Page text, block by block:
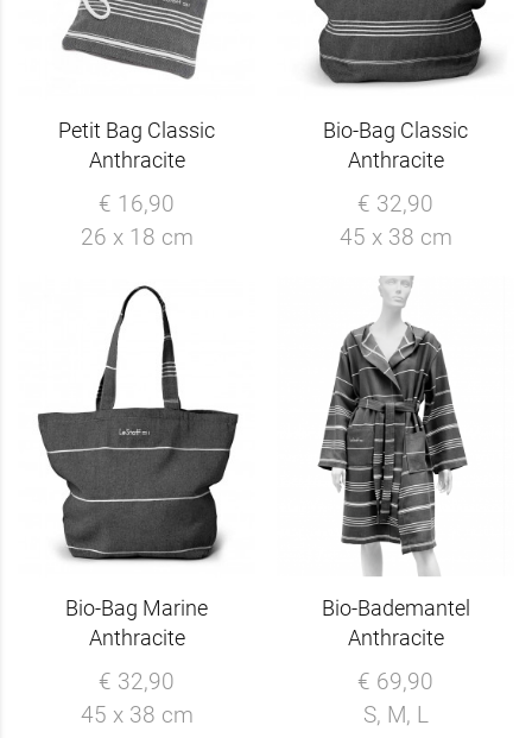
Petit Bag Classic
Anthracite
€ 16,90
26 x 18 cm
Bio-Bag Classic
Anthracite
€ 32,90
45 x 38 cm
Bio-Bag Marine
Anthracite
€ 32,90
45 x 38 cm
Bio-Bademantel
Anthracite
€ 69,90
S, M, L